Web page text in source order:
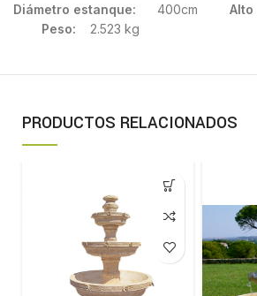
Diámetro estanque: 400cmAlto
Peso: 2.523 kg
PRODUCTOS RELACIONADOS